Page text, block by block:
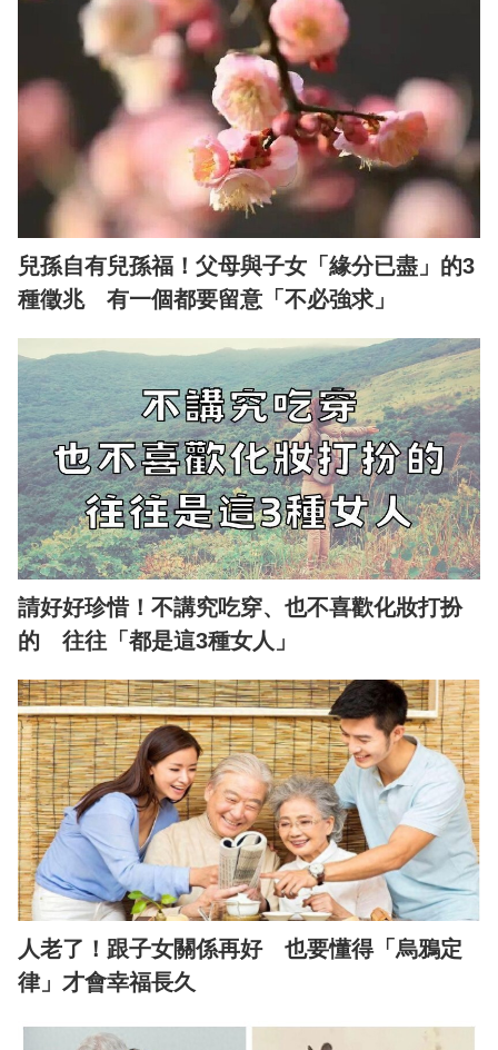
兒孫自有兒孫福！父母與子女「緣分已盡」的3
種徵兆 有一個都要留意「不必強求」
請好好珍惜！不講究吃穿、也不喜歡化妝打扮
的 往往「都是這3種女人」
人老了！跟子女關係再好 也要懂得「烏鴉定
律」才會幸福長久